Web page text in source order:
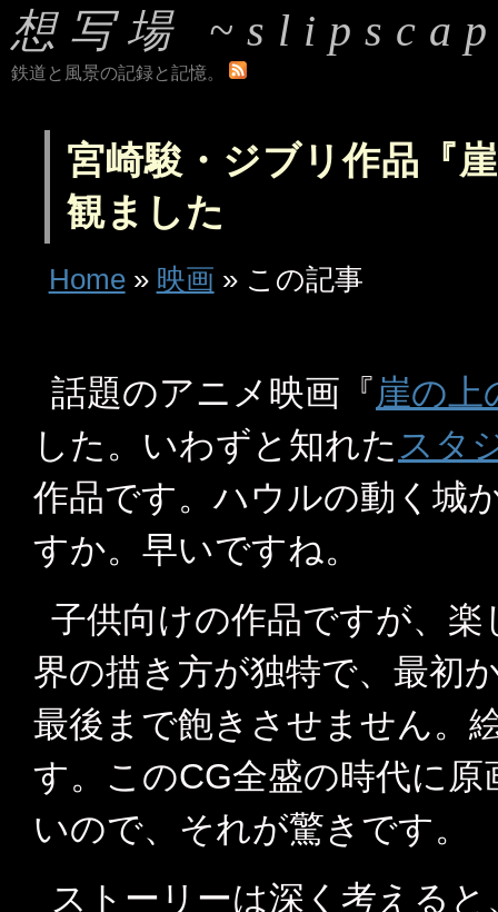
想写場
鉄道と風景の記録と記憶。
宮崎駿・ジブリ作品『
観ました
Home» 映画 » この記事
話題のアニメ映画『崖の上
した。いわずと知れた スタ
作品です。ハウルの動く城
すか。早いですね。
子供向けの作品ですが、
界の描き方が独特で、最初
最後まで飽きさせません。
す。このCG全盛の時代に
いので、それが驚きです。
ストーリーは深く考える